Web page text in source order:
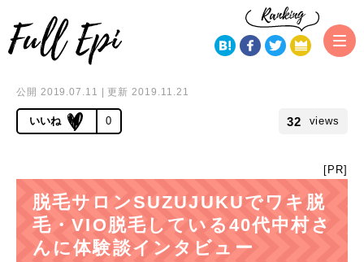
トップページ 脱毛サロン・クリニック体験者インタビュー
脱毛サ
ロンSUZUJUKUでワキ脱毛・VIO脱毛中の40代中村さんに体験談をインタ
ビュー
公開 2019.07.11 | 更新 2019.11.21
0 32 views
[PR]
脱毛サロンSUZUJUKUでワキ脱
毛・VIO脱毛している40代中村さ
んに体験談インタビュー